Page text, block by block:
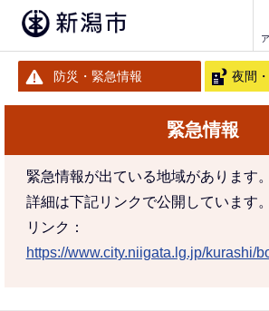
防災・緊急情報 夜間
緊急情報
緊急情報が出ている地域があります。
詳細は下記リンクで公開しています。
リンク：
https://www.city.niigata.lg.jp/kurashi/